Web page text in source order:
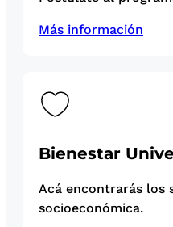
Más información
Bienestar
Acá encontrarás los
socioeconómica.